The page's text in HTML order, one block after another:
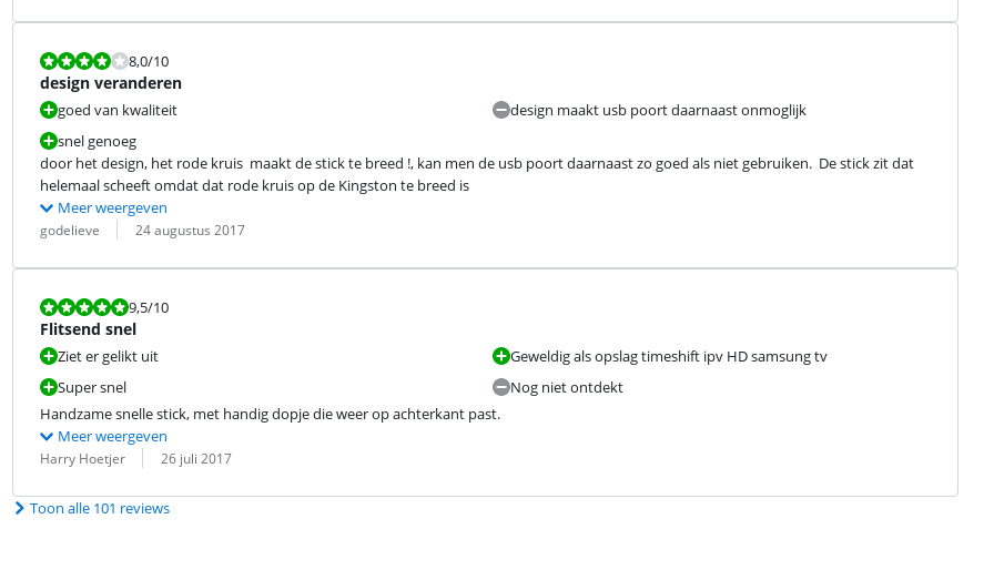
Beoordeling is 8,0 van de 10.
8,0/10
design veranderen
goed van kwaliteit
snel genoeg
design maakt usb poort daarnaast onmoglijk
door het design, het rode kruis  maakt de stick te breed !, kan men de usb poort daarnaast zo goed als niet gebruiken.  De stick zit dat
helemaal scheeft omdat dat rode kruis op de Kingston te breed is
Meer weergeven
Beoordeling door:
godelieve
Datum: 24 augustus 2017
Beoordeling is 9,5 van de 10.
9,5/10
Flitsend snel
Ziet er gelikt uit
Super snel
Geweldig als opslag timeshift ipv HD samsung tv
Nog niet ontdekt
Handzame snelle stick, met handig dopje die weer op achterkant past.
Meer weergeven
Beoordeling door:
Harry Hoetjer
Datum: 26 juli 2017
Toon alle 101 reviews